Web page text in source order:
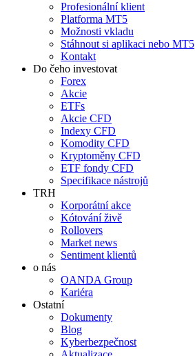
Profesionální klient
Platforma MT5
Možnosti vkladu
Stáhnout si aplikaci nebo MT5
Kontakt
Do čeho investovat
Forex
Akcie
ETFs
Akcie CFD
Indexy CFD
Komodity CFD
Kryptoměny CFD
ETF fondy CFD
Specifikace nástrojů
TRH
Korporátní akce
Kótování živě
Rollovers
Market news
Sentiment klientů
o nás
OANDA Group
Kariéra
Ostatní
Dokumenty
Blog
Kyberbezpečnost